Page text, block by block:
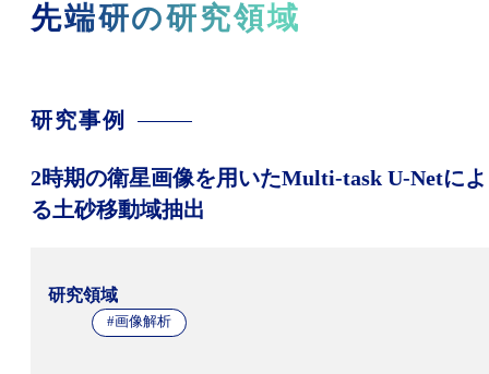
先端研の研究領域
研究事例
2時期の衛星画像を用いたMulti-task U-Netによ
る土砂移動域抽出
研究領域
#画像解析